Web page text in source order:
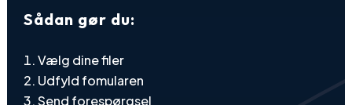
Sådan gør du:
Vælg dine filer
Udfyld fomularen
Send forespørgsel